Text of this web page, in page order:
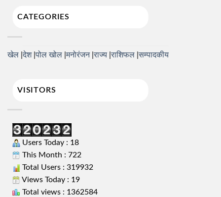
CATEGORIES
खेल देश पोल खोल मनोरंजन राज्य राशिफल सम्पादकीय
VISITORS
Users Today : 18
This Month : 722
Total Users : 319932
Views Today : 19
Total views : 1362584